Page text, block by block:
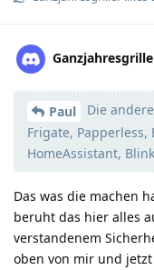
Paul
Die
Frigate, Papperless,
HomeAssistant,
Das was die machen
beruht das hier alles
verstandenem
oben von mir und